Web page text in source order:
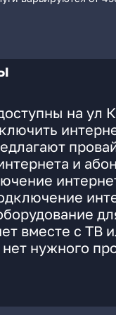
на ул
и
вместе с ТВ
нужного